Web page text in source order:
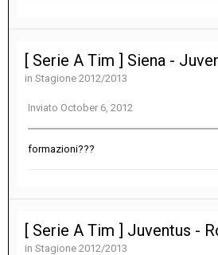
[ Serie A Tim ] Siena -
in Stagione 2012/2013
Inviato October 6, 2012
formazioni???
[ Serie A Tim ] Juventus -
in Stagione 2012/2013